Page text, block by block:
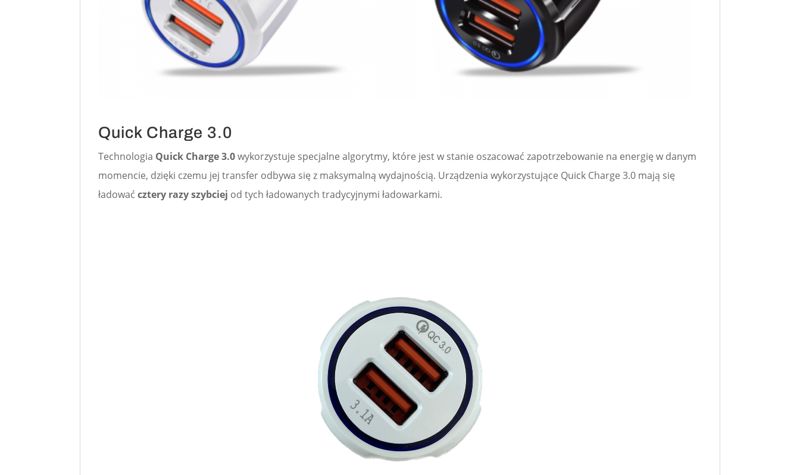
Quick Charge 3.0
Technologia Quick Charge 3.0wykorzystuje specjalne algorytmy, które jest w stanie oszacować zapotrzebowanie na energię w danym
momencie, dzięki czemu jej transfer odbywa się z maksymalną wydajnością. Urządzenia wykorzystujące Quick Charge 3.0 mają się
ładowaćcztery razy szybciej od tych ładowanych tradycyjnymi ładowarkami.